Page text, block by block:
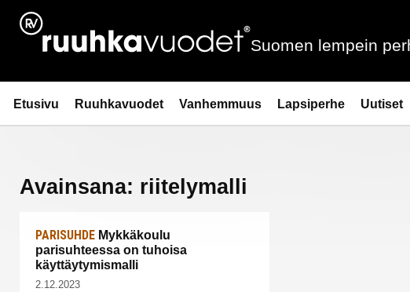
Siirry
sisältöön
Ruuhkavuodet.fi
Suomen lempein
Etusivu Ruuhkavuodet Vanhemmuus Lapsiperhe Uutiset
Avainsana: riitelymalli
PARISUHDE Mykkäkoulu
parisuhteessa on tuhoisa
käyttäytymismalli
2.12.2023